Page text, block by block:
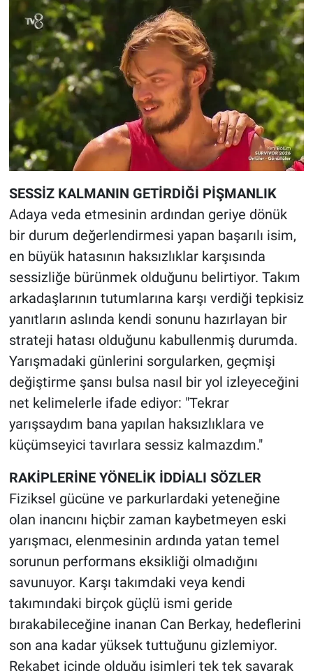
SESSİZ KALMANIN GETİRDİĞİ PİŞMANLIK
Adaya veda etmesinin ardından geriye dönük
bir durum değerlendirmesi yapan başarılı isim,
en büyük hatasının haksızlıklar karşısında
sessizliğe bürünmek olduğunu belirtiyor. Takım
arkadaşlarının tutumlarına karşı verdiği tepkisiz
yanıtların aslında kendi sonunu hazırlayan bir
strateji hatası olduğunu kabullenmiş durumda.
Yarışmadaki günlerini sorgularken, geçmişi
değiştirme şansı bulsa nasıl bir yol izleyeceğini
net kelimelerle ifade ediyor: "Tekrar
yarışsaydım bana yapılan haksızlıklara ve
küçümseyici tavırlara sessiz kalmazdım."
RAKİPLERİNE YÖNELİK İDDİALI SÖZLER
Fiziksel gücüne ve parkurlardaki yeteneğine
olan inancını hiçbir zaman kaybetmeyen eski
yarışmacı, elenmesinin ardında yatan temel
sorunun performans eksikliği olmadığını
savunuyor. Karşı takımdaki veya kendi
takımındaki birçok güçlü ismi geride
bırakabileceğine inanan Can Berkay, hedeflerini
son ana kadar yüksek tuttuğunu gizlemiyor.
Rekabet içinde olduğu isimleri tek tek sayarak